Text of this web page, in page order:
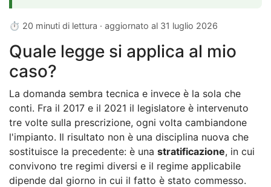
⏱ 20 minuti di lettura · aggiornato al 31 luglio 2026
Quale legge si applica al mio
caso?
La domanda sembra tecnica e invece è la sola che
conti. Fra il 2017 e il 2021 il legislatore è intervenuto
tre volte sulla prescrizione, ogni volta cambiandone
l'impianto. Il risultato non è una disciplina nuova che
sostituisce la precedente: è una stratificazione, in cui
convivono tre regimi diversi e il regime applicabile
dipende dal giorno in cui il fatto è stato commesso.